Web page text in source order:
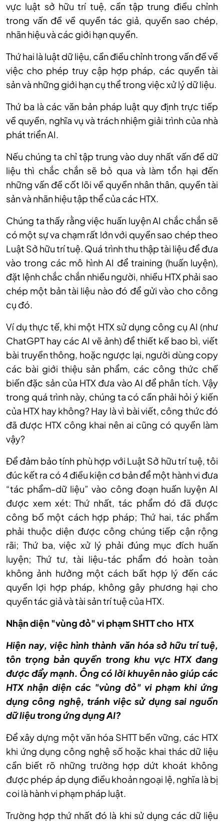
vực luật sở hữu trí tuệ, cần tập trung điều chỉnh
trong vấn đề về quyền tác giả, quyền sao chép,
nhãn hiệu và các giới hạn quyền.
Thứ hai là luật dữ liệu, cần điều chỉnh trong vấn đề về
việc cho phép truy cập hợp pháp, các quyền tài
sản và những giới hạn cụ thể trong việc xử lý dữ liệu.
Thứ ba là các văn bản pháp luật quy định trực tiếp
về quyền, nghĩa vụ và trách nhiệm giải trình của nhà
phát triển AI.
Nếu chúng ta chỉ tập trung vào duy nhất vấn đề dữ
liệu thì chắc chắn sẽ bỏ qua và làm tổn hại đến
những vấn đề cốt lõi về quyền nhân thân, quyền tài
sản và nhãn hiệu tập thể của các HTX.
Chúng ta thấy rằng việc huấn luyện AI chắc chắn sẽ
có một sự va chạm rất lớn với quyền sao chép theo
Luật Sở hữu trí tuệ. Quá trình thu thập tài liệu để đưa
vào trong các mô hình AI để training (huấn luyện),
đặt lệnh chắc chắn nhiều người, nhiều HTX phải sao
chép một bản tài liệu nào đó để gửi vào cho công
cụ đó.
Ví dụ thực tế, khi một HTX sử dụng công cụ AI (như
ChatGPT hay các AI vẽ ảnh) để thiết kế bao bì, viết
bài truyền thông, hoặc ngược lại, người dùng copy
các bài giới thiệu sản phẩm, các công thức chế
biến đặc sản của HTX đưa vào AI để phân tích. Vậy
trong quá trình này, chúng ta có cần phải hỏi ý kiến
của HTX hay không? Hay là vì bài viết, công thức đó
đã được HTX công khai nên ai cũng có quyền làm
vậy?
Để đảm bảo tính phù hợp với Luật Sở hữu trí tuệ, tôi
đúc kết ra có 4 điều kiện cơ bản để một hành vi đưa
“tác phẩm-dữ liệu” vào công đoạn huấn luyện AI
được xem xét: Thứ nhất, tác phẩm đó đã được
công bố một cách hợp pháp; Thứ hai, tác phẩm
phải thuộc diện được công chúng tiếp cận rộng
rãi; Thứ ba, việc xử lý phải đúng mục đích huấn
luyện; Thứ tư, tài liệu-tác phẩm đó hoàn toàn
không ảnh hưởng một cách bất hợp lý đến các
quyền lợi hợp pháp, không gây phương hại cho
quyền tác giả và tài sản trí tuệ của HTX.
Nhận diện "vùng đỏ" vi phạm SHTT cho HTX
Hiện nay, việc hình thành văn hóa sở hữu trí tuệ,
tôn trọng bản quyền trong khu vực HTX đang
được đẩy mạnh. Ông có lời khuyên nào giúp các
HTX nhận diện các "vùng đỏ" vi phạm khi ứng
dụng công nghệ, tránh việc sử dụng sai nguồn
dữ liệu trong ứng dụng AI?
Để xây dựng một văn hóa SHTT bền vững, các HTX
khi ứng dụng công nghệ số hoặc khai thác dữ liệu
cần biết rõ những trường hợp dứt khoát không
được phép áp dụng điều khoản ngoại lệ, nghĩa là bị
coi là hành vi phạm pháp luật.
Trường hợp thứ nhất đó là khi sử dụng các dữ liệu